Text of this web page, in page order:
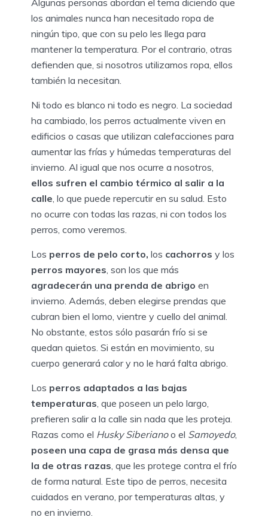
Algunas personas abordan el tema diciendo que
los animales nunca han necesitado ropa de
ningún tipo, que con su pelo les llega para
mantener la temperatura. Por el contrario, otras
defienden que, si nosotros utilizamos ropa, ellos
también la necesitan.
Ni todo es blanco ni todo es negro. La sociedad
ha cambiado, los perros actualmente viven en
edificios o casas que utilizan calefacciones para
aumentar las frías y húmedas temperaturas del
invierno. Al igual que nos ocurre a nosotros,
ellos sufren el cambio térmico al salir a la
calle, lo que puede repercutir en su salud. Esto
no ocurre con todas las razas, ni con todos los
perros, como veremos.
Los perros de pelo corto, los cachorros y los
perros mayores, son los que más
agradecerán una prenda de abrigo en
invierno. Además, deben elegirse prendas que
cubran bien el lomo, vientre y cuello del animal.
No obstante, estos sólo pasarán frío si se
quedan quietos. Si están en movimiento, su
cuerpo generará calor y no le hará falta abrigo.
Los perros adaptados a las bajas
temperaturas, que poseen un pelo largo,
prefieren salir a la calle sin nada que les proteja.
Razas como el Husky Siberianoo el Samoyedo,
poseen una capa de grasa más densa que
la de otras razas, que les protege contra el frío
de forma natural. Este tipo de perros, necesita
cuidados en verano, por temperaturas altas, y
no en invierno.